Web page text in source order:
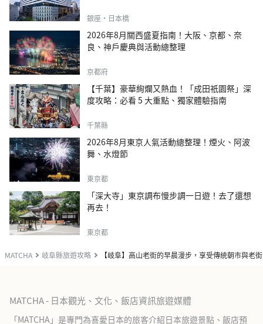
MATCHA 岐阜縣旅遊攻略 【岐阜】高山老街的早晨漫步，享受傳統朝市與老
銀座・日本橋
2026年8月關西盛夏指南！大阪、京都、奈
良、神戶慶典與活動總整理
京都府
【千葉】豪華絢爛又熱血！「成田祇園祭」深
度攻略：必看 5 大重點、獨家體驗指南
千葉縣
2026年8月東京人氣活動總整理！煙火、阿波
舞、水燈節
東京都
「深大寺」東京調布慢步調一日遊！去了還想
再去！
東京都
MATCHA - 日本觀光、文化、飯店資訊旅遊媒體
「MATCHA」是專門為喜愛日本的旅客介紹日本旅遊景點、飯店預